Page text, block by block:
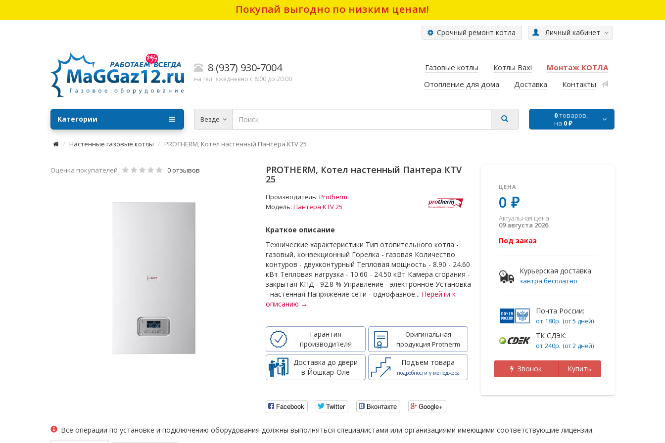
Покупай выгодно по низким ценам!
Личный кабинет
Срочный ремонт котла
8 (937) 930-7004
на тел. ежедневно с 8:00 до 20:00
Газовые котлы Котлы Baxi
Монтаж КОТЛА
Отопление для дома
Доставка Контакты
Везде 0товаров,
на 0 ₽
Категории
Настенные газовые котлы PROTHERM, Котел настенный Пантера КТV 25
Оценка покупателей 0 отзывов PROTHERM, Котел настенный Пантера КТV
25
Производитель: Protherm
Модель: Пантера КТV 25
Краткое описание
Технические характеристики Тип отопительного котла -
газовый, конвекционный Горелка - газовая Количество
контуров - двухконтурный Тепловая мощность - 8.90 - 24.60
кВт Тепловая нагрузка - 10.60 - 24.50 кВт Камера сгорания -
закрытая КПД - 92.8 % Управление - электронное Установка
- настенная Напряжение сети - однофазное... Перейти к
описанию →
Гарантия
производителя
Оригинальная
продукция Protherm
Доставка до двери
в Йошкар-Оле
Подъем товара
подробности у менеджера
Facebook Twitter Вконтакте Google+
ЦЕНА
0 ₽
Актуальная цена:
09 августа 2026
Под заказ
Курьерская доставка:
завтра бесплатно
Почта России:
от 180р. (от 5 дней)
ТК СДЭК:
от 240р. (от 2 дней)
Звонок Купить
Все операции по установке и подключению оборудования должны выполняться специалистами или организациями имеющими соответствующие лицензии.